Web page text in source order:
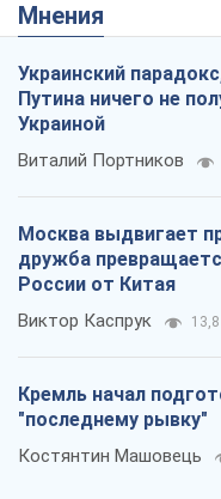
Мнения
Украинский
Путина ничего не
Украиной
Виталий Портников
Москва выдвигает
дружба
России от Китая
Виктор Каспрук 13,8
Кремль начал
"последнему рывку"
Костянтин Машовець